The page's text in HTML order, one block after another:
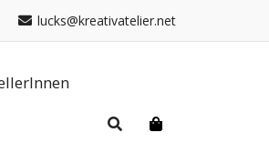
lucks@kreativatelier.net